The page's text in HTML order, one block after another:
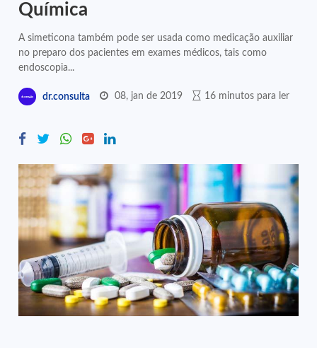
Química
A simeticona também pode ser usada como medicação auxiliar
no preparo dos pacientes em exames médicos, tais como
endoscopia...
dr.consulta 08, jan de 2019 16 minutos para ler